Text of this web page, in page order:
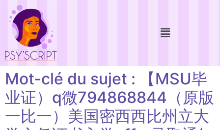
Mot-clé du sujet : 【MSU毕
业证）q微794868844（原版
一比一）美国密西西比州立大